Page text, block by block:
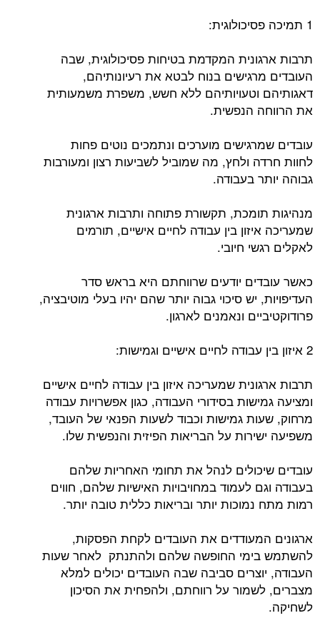
1 תמיכה פסיכולוגית:
תרבות ארגונית המקדמת בטיחות פסיכולוגית, שבה
העובדים מרגישים בנוח לבטא את רעיונותיהם,
דאגותיהם וטעויותיהם ללא חשש, משפרת משמעותית
את הרווחה הנפשית.
עובדים שמרגישים מוערכים ונתמכים נוטים פחות
לחוות חרדה ולחץ, מה שמוביל לשביעות רצון ומעורבות
גבוהה יותר בעבודה.
מנהיגות תומכת, תקשורת פתוחה ותרבות ארגונית
שמעריכה איזון בין עבודה לחיים אישיים, תורמים
לאקלים רגשי חיובי.
כאשר עובדים יודעים שרווחתם היא בראש סדר
העדיפויות, יש סיכוי גבוה יותר שהם יהיו בעלי מוטיבציה,
פרודוקטיביים ונאמנים לארגון.
2 איזון בין עבודה לחיים אישיים וגמישות:
תרבות ארגונית שמעריכה איזון בין עבודה לחיים אישיים
ומציעה גמישות בסידורי העבודה, כגון אפשרויות עבודה
מרחוק, שעות גמישות וכבוד לשעות הפנאי של העובד,
משפיעה ישירות על הבריאות הפיזית והנפשית שלו.
עובדים שיכולים לנהל את תחומי האחריות שלהם
בעבודה וגם לעמוד במחויבויות האישיות שלהם, חווים
רמות מתח נמוכות יותר ובריאות כללית טובה יותר.
ארגונים המעודדים את העובדים לקחת הפסקות,
להשתמש בימי החופשה שלהם ולהתנתק לאחר שעות
העבודה, יוצרים סביבה שבה העובדים יכולים למלא
מצברים, לשמור על רווחתם, ולהפחית את הסיכון
לשחיקה.